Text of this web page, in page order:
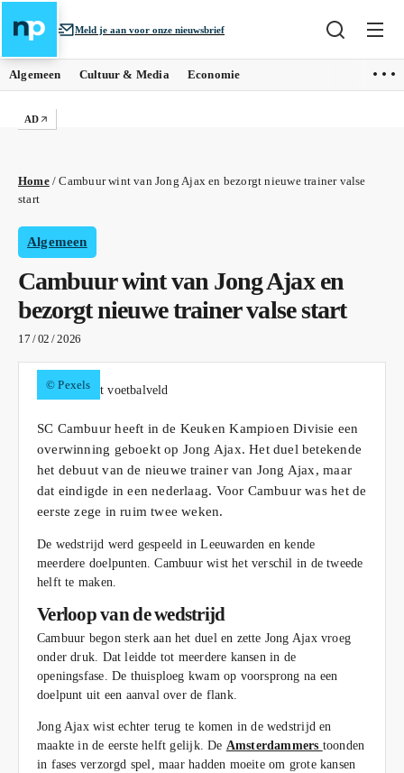
Meld je aan voor onze nieuwsbrief
Algemeen Cultuur & Media Economie
AD
Home/Cambuur wint van Jong Ajax en bezorgt nieuwe trainer valse
start
Algemeen
Cambuur wint van Jong Ajax en
bezorgt nieuwe trainer valse start
17 / 02 / 2026
© Pexels
SC Cambuur heeft in de Keuken Kampioen Divisie een
overwinning geboekt op Jong Ajax. Het duel betekende
het debuut van de nieuwe trainer van Jong Ajax, maar
dat eindigde in een nederlaag. Voor Cambuur was het de
eerste zege in ruim twee weken.
De wedstrijd werd gespeeld in Leeuwarden en kende
meerdere doelpunten. Cambuur wist het verschil in de tweede
helft te maken.
Verloop van de wedstrijd
Cambuur begon sterk aan het duel en zette Jong Ajax vroeg
onder druk. Dat leidde tot meerdere kansen in de
openingsfase. De thuisploeg kwam op voorsprong na een
doelpunt uit een aanval over de flank.
Jong Ajax wist echter terug te komen in de wedstrijd en
maakte in de eerste helft gelijk. De Amsterdammers toonden
in fases verzorgd spel, maar hadden moeite om grote kansen